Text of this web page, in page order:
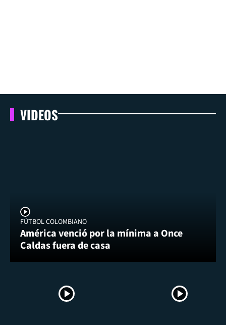
VIDEOS
FÚTBOL COLOMBIANO
América venció por la mínima a Once
Caldas fuera de casa